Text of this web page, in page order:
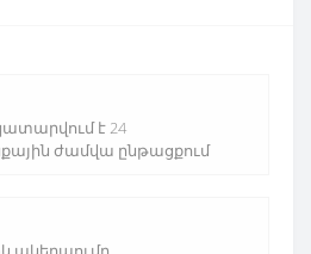
է 24
ժամվա ընթացքում